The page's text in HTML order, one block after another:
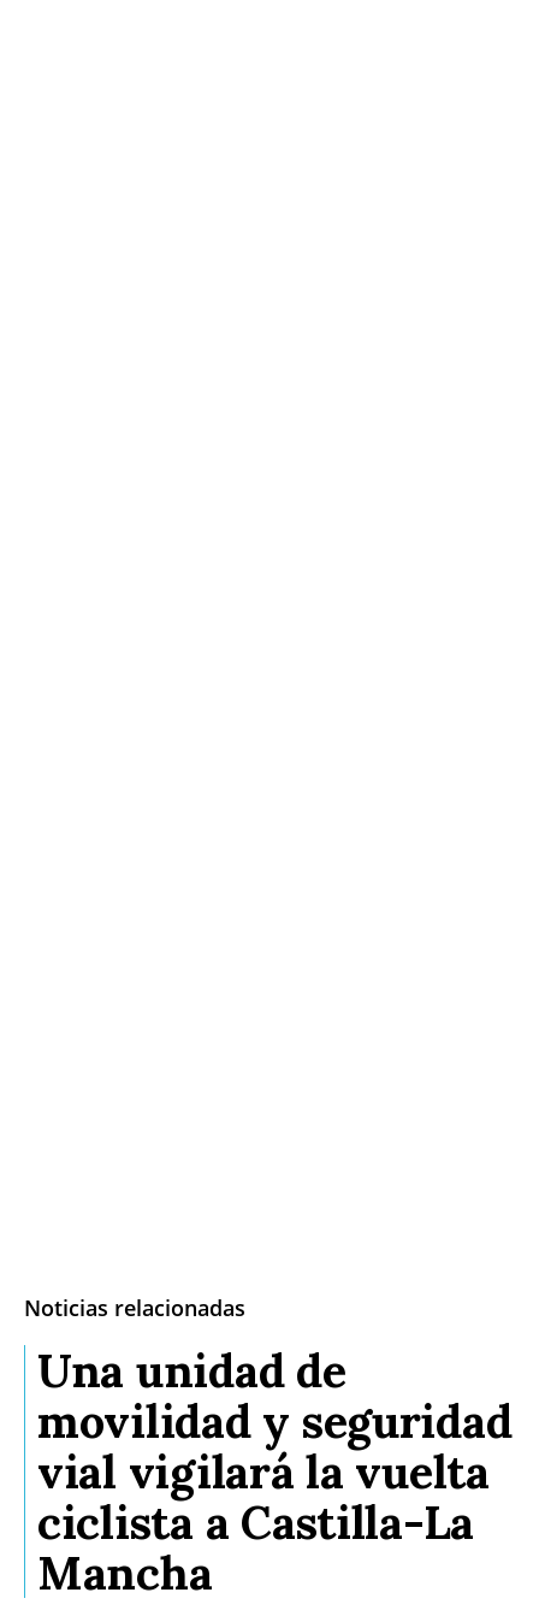
Noticias relacionadas
Una unidad de
movilidad y seguridad
vial vigilará la vuelta
ciclista a Castilla-La
Mancha